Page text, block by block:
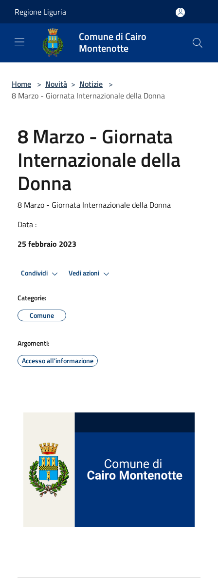
Regione Liguria
Comune di Cairo
Montenotte
Home > Novità > Notizie >
8 Marzo - Giornata Internazionale della Donna
8 Marzo - Giornata
Internazionale della
Donna
8 Marzo - Giornata Internazionale della Donna
Data :
25 febbraio 2023
Condividi Vedi azioni
Categorie:
Comune
Argomenti:
Accesso all'informazione